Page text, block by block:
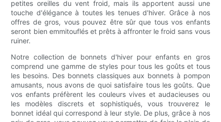
petites oreilles du vent froid, mais ils apportent aussi une
touche d'élégance à toutes les tenues d'hiver. Grâce à nos
offres de gros, vous pouvez être sûr que tous vos enfants
seront bien emmitouflés et prêts à affronter le froid sans vous
ruiner.
Notre collection de bonnets d'hiver pour enfants en gros
comprend une gamme de styles pour tous les goûts et tous
les besoins. Des bonnets classiques aux bonnets à pompon
amusants, nous avons de quoi satisfaire tous les goûts. Que
vos enfants préfèrent les couleurs vives et audacieuses ou
les modèles discrets et sophistiqués, vous trouverez le
bonnet idéal qui correspond à leur style. De plus, grâce à nos